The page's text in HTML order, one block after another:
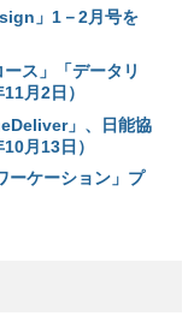
」1－2月号を
ス」「データリ
月2日）
」、日能協
月13日）
ーケーション」プ